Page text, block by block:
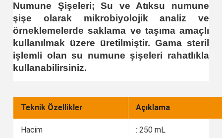
Numune Şişeleri; Su ve Atıksu numune
şişe olarak mikrobiyolojik analiz ve
örneklemelerde saklama ve taşıma amaçlı
kullanılmak üzere üretilmiştir. Gama steril
işlemli olan su numune şişeleri rahatlıkla
kullanabilirsiniz.
Teknik Özellikler Açıklama
Hacim : 250 mL